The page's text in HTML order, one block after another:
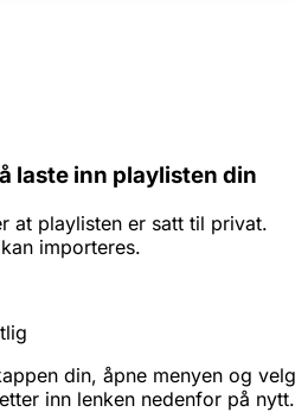
laste inn playlisten din
at playlisten er satt til privat.
importeres.
din, åpne menyen og velg
inn lenken nedenfor på nytt.